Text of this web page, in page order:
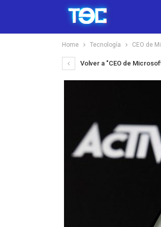
Home Tecnología CEO de
Volver a "CEO de